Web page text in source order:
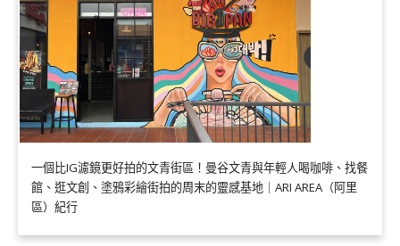
一個比IG濾鏡更好拍的文青街區！曼谷文青與年輕人喝咖啡、找餐
館、逛文創、塗鴉彩繪街拍的周末的靈感基地｜ARI AREA（阿里
區）紀行